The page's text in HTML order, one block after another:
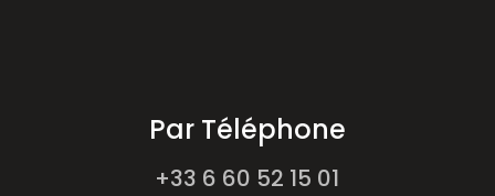
Par Téléphone
+33 6 60 52 15 01